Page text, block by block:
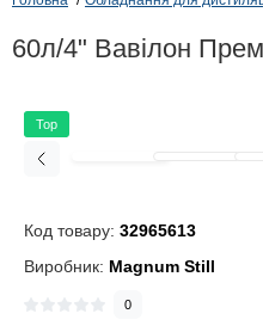
60л/4" Вавілон
Top
Код товару: 32965613
Виробник: Magnum Still
0